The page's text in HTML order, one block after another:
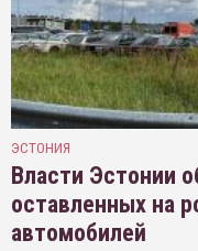
ЭСТОНИЯ
Власти Эстонии
оставленных на
автомобилей